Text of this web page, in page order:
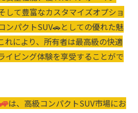
して豊富なカスタマイズオプショ
ンパクトSUV🚗としての優れた魅
れにより、所有者は最高級の快適
イビング体験を享受することがで
は、高級コンパクトSUV市場にお